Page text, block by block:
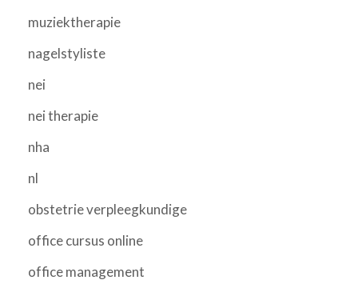
muziektherapie
nagelstyliste
nei
nei therapie
nha
nl
obstetrie verpleegkundige
office cursus online
office management